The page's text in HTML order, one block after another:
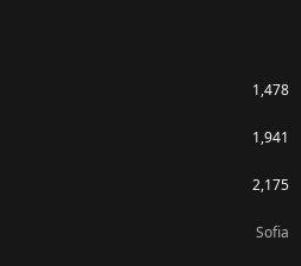
1,478
1,941
2,175
Sofia